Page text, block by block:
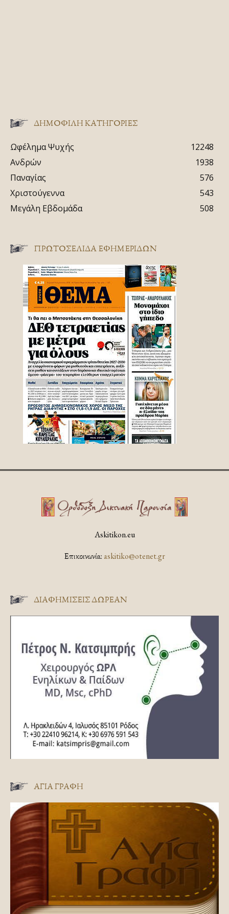
ΔΗΜΟΦΙΛΗ ΚΑΤΗΓΟΡΙΕΣ
Ωφέλημα Ψυχής
12248
Ανδρών
1938
Παναγίας
576
Χριστούγεννα
543
Μεγάλη Εβδομάδα
508
ΠΡΩΤΟΣΈΛΙΔΑ ΕΦΗΜΕΡΊΔΩΝ
Askitikon.eu
Επικοινωνία:askitiko@otenet.gr
ΔΙΑΦΗΜΊΣΕΙΣ ΔΩΡΕΆΝ
ΑΓΊΑ ΓΡΑΦΉ